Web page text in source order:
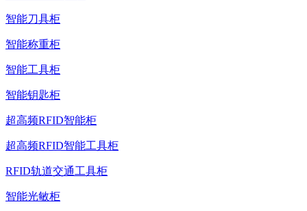
智能刀具柜
智能称重柜
智能工具柜
智能钥匙柜
超高频RFID智能柜
超高频RFID智能工具柜
RFID轨道交通工具柜
智能光敏柜